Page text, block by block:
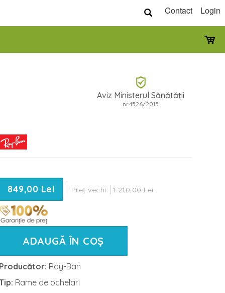
Contact Login
Aviz Ministerul Sănătății
nr.4526/2015
849,00 Lei Preț vechi: 1 210,00 Lei
ADAUGĂ ÎN COȘ
Ray-Ban
Rame de ochelari